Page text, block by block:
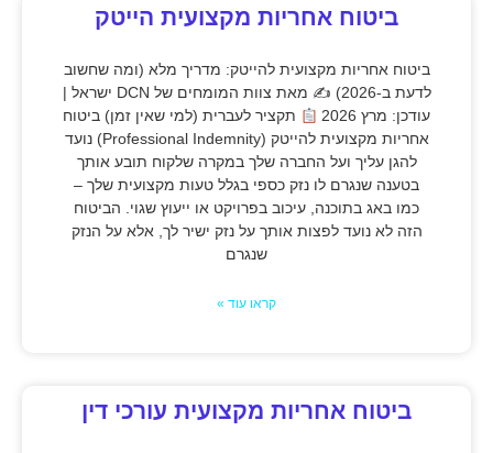
ביטוח אחריות מקצועית הייטק
ביטוח אחריות מקצועית להייטק: מדריך מלא (ומה שחשוב
לדעת ב-2026) ✍
מאת צוות המומחים של DCN ישראל |
עודכן: מרץ 2026
תקציר לעברית (למי שאין זמן) ביטוח
אחריות מקצועית להייטק (Professional Indemnity) נועד
להגן עליך ועל החברה שלך במקרה שלקוח תובע אותך
בטענה שנגרם לו נזק כספי בגלל טעות מקצועית שלך –
כמו באג בתוכנה, עיכוב בפרויקט או ייעוץ שגוי. הביטוח
הזה לא נועד לפצות אותך על נזק ישיר לך, אלא על הנזק
שנגרם
קראו עוד »
ביטוח אחריות מקצועית עורכי דין